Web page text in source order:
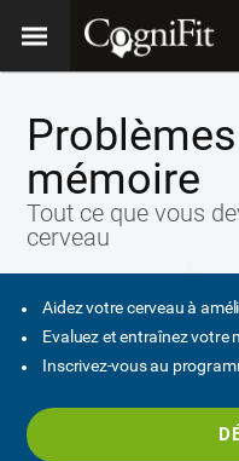
mémoire
Tout ce que vous
cerveau
Aidez votre cerveau à
Evaluez et entraînez votre
Inscrivez-vous au